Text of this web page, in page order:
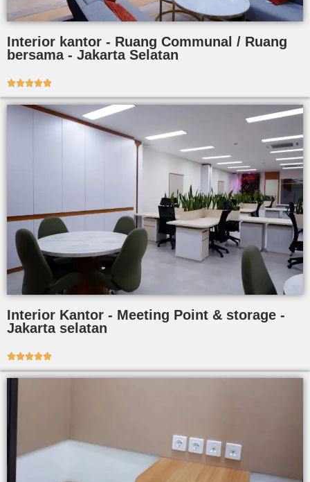
Interior kantor - Ruang Communal / Ruang
bersama - Jakarta Selatan

Interior Kantor - Meeting Point & storage -
Jakarta selatan
